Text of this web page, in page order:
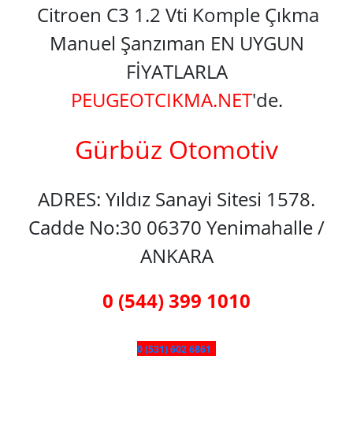
Citroen C3 1.2 Vti Komple Çıkma
Manuel Şanzıman EN UYGUN
FİYATLARLA
PEUGEOTCIKMA.NET'de.
Gürbüz Otomotiv
ADRES: Yıldız Sanayi Sitesi 1578.
Cadde No:30 06370 Yenimahalle /
ANKARA
0 (544) 399 1010
0 (531) 602 6861